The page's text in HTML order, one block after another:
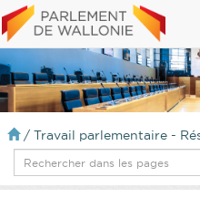
/ Travail parlementaire -